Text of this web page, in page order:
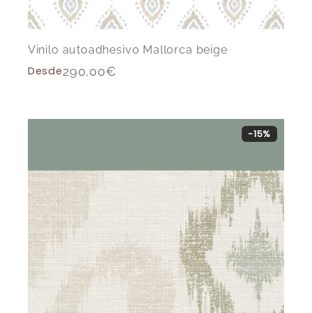
Vinilo autoadhesivo Mallorca beige
Desde290,00€
-15%